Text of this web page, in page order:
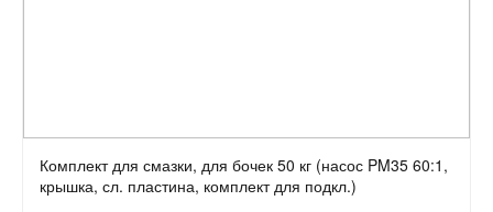
Комплект для смазки, для бочек 50 кг (насос PM35 60:1,
крышка, сл. пластина, комплект для подкл.)